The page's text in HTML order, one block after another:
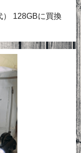
128GBに買換